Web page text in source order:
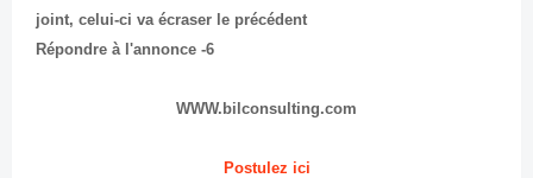
joint, celui-ci va écraser le précédent
6- Répondre à l'annonce
WWW.bilconsulting.com
Postulez ici